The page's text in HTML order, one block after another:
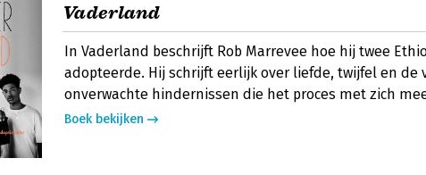
Vaderland
In Vaderland beschrijft Rob Marrevee hoe hij twee
adopteerde. Hij schrijft eerlijk over liefde, twijfel en de
onverwachte hindernissen die het proces met zich
Boek bekijken